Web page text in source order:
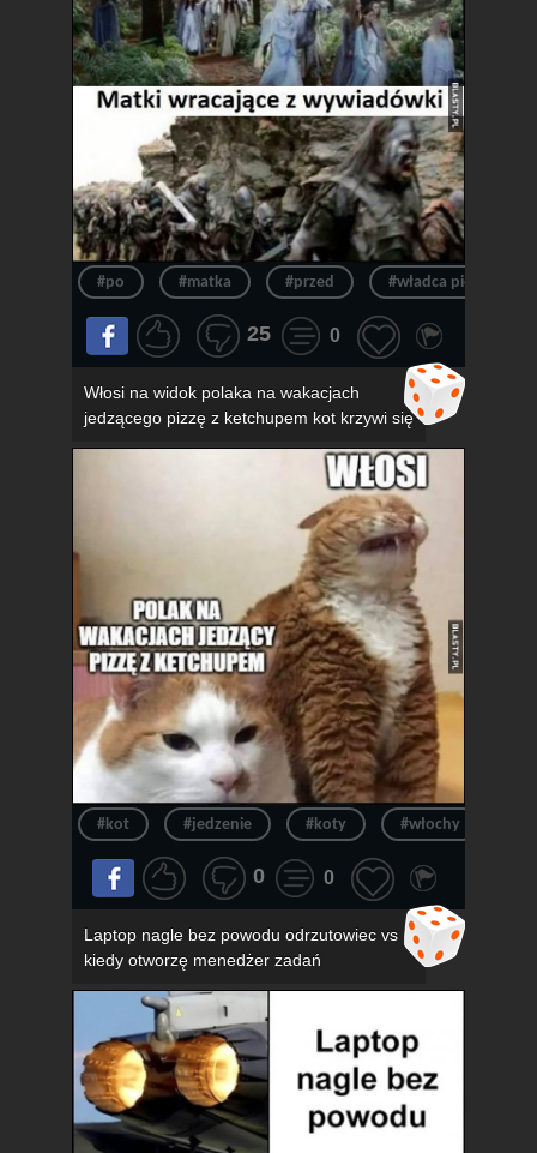
#po #matka #przed #władca pierścieni
25 0
Włosi na widok polaka na wakacjach
jedzącego pizzę z ketchupem kot krzywi się
#kot #jedzenie #koty #włochy
0 0
Laptop nagle bez powodu odrzutowiec vs
kiedy otworzę menedżer zadań